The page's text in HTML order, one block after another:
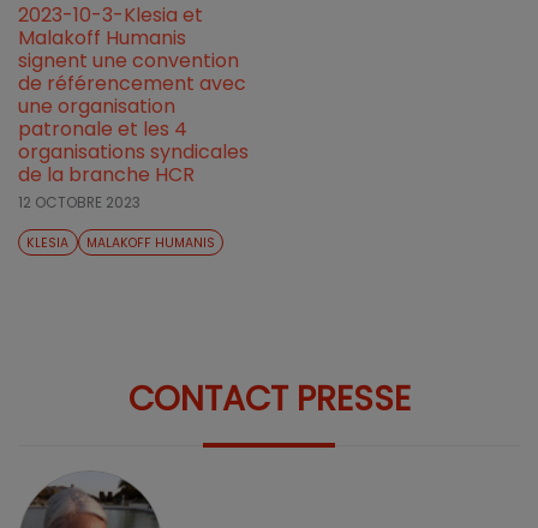
2023-10-3-Klesia et
Malakoff Humanis
signent une convention
de référencement avec
une organisation
patronale et les 4
organisations syndicales
de la branche HCR
12 OCTOBRE 2023
KLESIA MALAKOFF HUMANIS
CONTACT PRESSE